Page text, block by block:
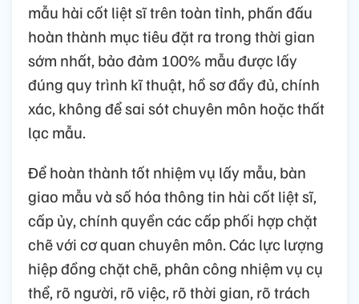
mẫu hài cốt liệt sĩ trên toàn tỉnh, phấn đấu
hoàn thành mục tiêu đặt ra trong thời gian
sớm nhất, bảo đảm 100% mẫu được lấy
đúng quy trình kĩ thuật, hồ sơ đầy đủ, chính
xác, không để sai sót chuyên môn hoặc thất
lạc mẫu.
Để hoàn thành tốt nhiệm vụ lấy mẫu, bàn
giao mẫu và số hóa thông tin hài cốt liệt sĩ,
cấp ủy, chính quyền các cấp phối hợp chặt
chẽ với cơ quan chuyên môn. Các lực lượng
hiệp đồng chặt chẽ, phân công nhiệm vụ cụ
thể, rõ người, rõ việc, rõ thời gian, rõ trách